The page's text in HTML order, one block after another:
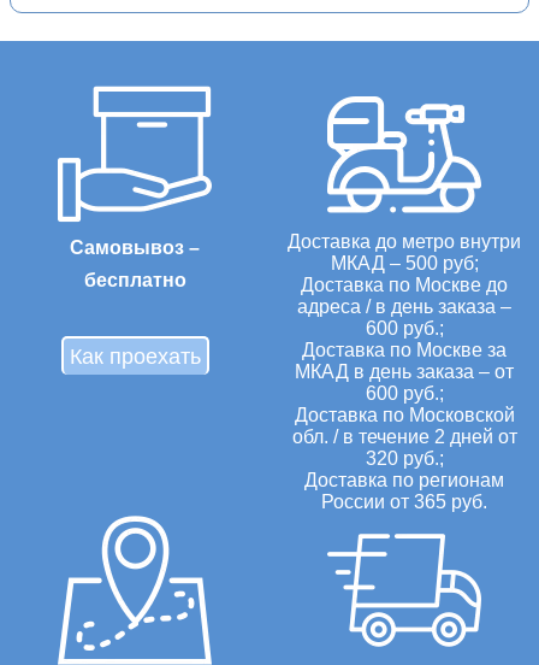
Самовывоз –
бесплатно
Как проехать
Доставка до метро внутри
МКАД – 500 руб;
Доставка по Москве до
адреса / в день заказа –
600 руб.;
Доставка по Москве за
МКАД в день заказа – от
600 руб.;
Доставка по Московской
обл. / в течение 2 дней от
320 руб.;
Доставка по регионам
России от 365 руб.